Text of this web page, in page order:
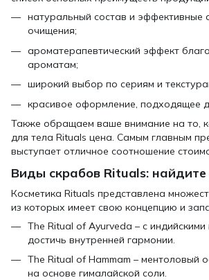
натуральный состав и эффективные
очищения;
ароматерапевтический эффект
ароматам;
широкий выбор по сериям и
красивое оформление, подходящее
Также обращаем ваше внимание на то,
для тела Rituals цена. Самым главным
выступает отличное соотношение
Виды скрабов Rituals:
Косметика Rituals представлена
из которых имеет свою концепцию и
The Ritual of Ayurveda – с
достичь внутренней гармонии.
The Ritual of Hammam – ментоловый
на основе гималайской соли.